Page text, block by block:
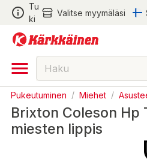
Tu
ki
Valitse myymäläsi
Pukeutuminen / Miehet /
Brixton Coleson Hp
miesten lippis